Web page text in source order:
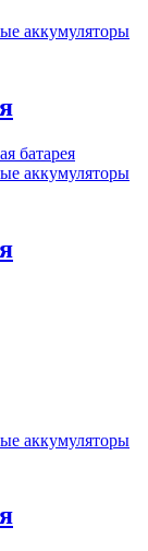
аккумуляторы
аккумуляторы
аккумуляторы